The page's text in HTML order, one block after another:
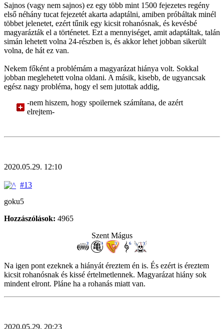
Sajnos (vagy nem sajnos) ez egy több mint 1500 fejezetes regény
első néhány tucat fejezetét akarta adaptálni, amiben próbáltak minél
többet jelenetet, ezért tűnik egy kicsit rohanósnak, és kevésbé
magyarázták el a történetet. Ezt a mennyiséget, amit adaptáltak, talán
simán lehetett volna 24-részben is, és akkor lehet jobban sikerült
volna, de hát ez van.
Nekem főként a problémám a magyarázat hiánya volt. Sokkal
jobban meglehetett volna oldani. A másik, kisebb, de ugyancsak
egész nagy probléma, hogy el sem jutottak addig,
-nem hiszem, hogy spoilernek számítana, de azért
elrejtem-
2020.05.29. 12:10
#13
goku5
Hozzászólások: 4965
Szent Mágus
Na igen pont ezeknek a hiányát éreztem én is. És ezért is éreztem
kicsit rohanósnak és kissé értelmetlennek. Magyarázat hiány sok
mindent elront. Pláne ha a rohanás miatt van.
2020.05.29. 20:23